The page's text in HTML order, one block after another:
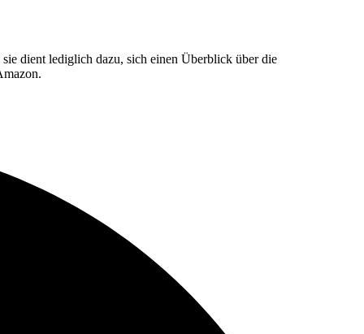
dient lediglich dazu, sich einen Überblick über die